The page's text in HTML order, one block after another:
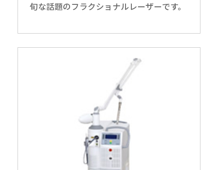
旬な話題のフラクショナルレーザーです。